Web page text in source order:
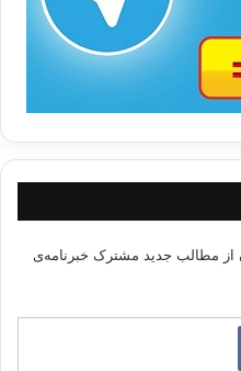
از مطالب جدید مشترک خبرنامه‌ی